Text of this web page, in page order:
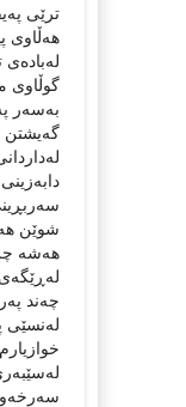
ترێی
هەڵاوی
لەبادەی
گوڵاوی
بەسەر
گەیشتن
شوێن
هەشە
چەند
لەنسێی
خوازیارم